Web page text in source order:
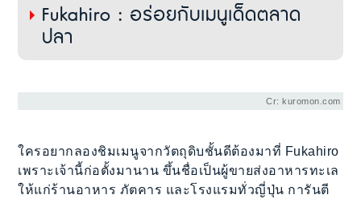
Fukahiro : อร่อยกับเมนูเด็ดตลาด
ปลา
Cr: kuromon.com
ใครอยากลองชิมเมนูจากวัตถุดิบชั้นดีต้องมาที่ Fukahiro
เพราะเจ้านี้ก่อตั้งมานาน ขึ้นชื่อเป็นผู้ขายส่งอาหารทะเล
ให้แก่ร้านอาหาร ภัตคาร และโรงแรมทั่วญี่ปุ่น การันตี